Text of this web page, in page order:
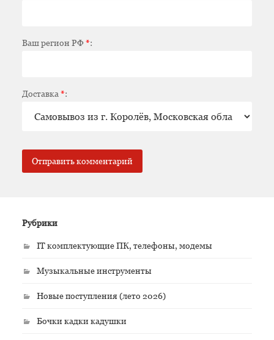
Ваш регион РФ*:
Доставка *:
Рубрики
IT комплектующие ПК, телефоны, модемы
Музыкальные инструменты
Новые поступления (лето 2026)
Бочки кадки кадушки